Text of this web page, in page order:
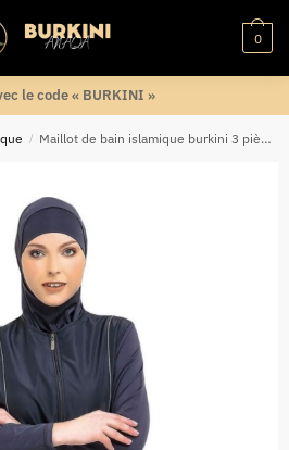
0
le code « BURKINI »
/ Maillot de bain islamique burkini 3 pièces Sonia anthracite